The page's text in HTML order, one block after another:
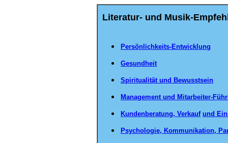
Literatur- und Musik-
Persönlichkeits-Entwicklung
Gesundheit
Spiritualität und Bewusstsein
Management und Mitarbeiter-
Kundenberatung, Verkauf und
Psychologie, Kommunikation,